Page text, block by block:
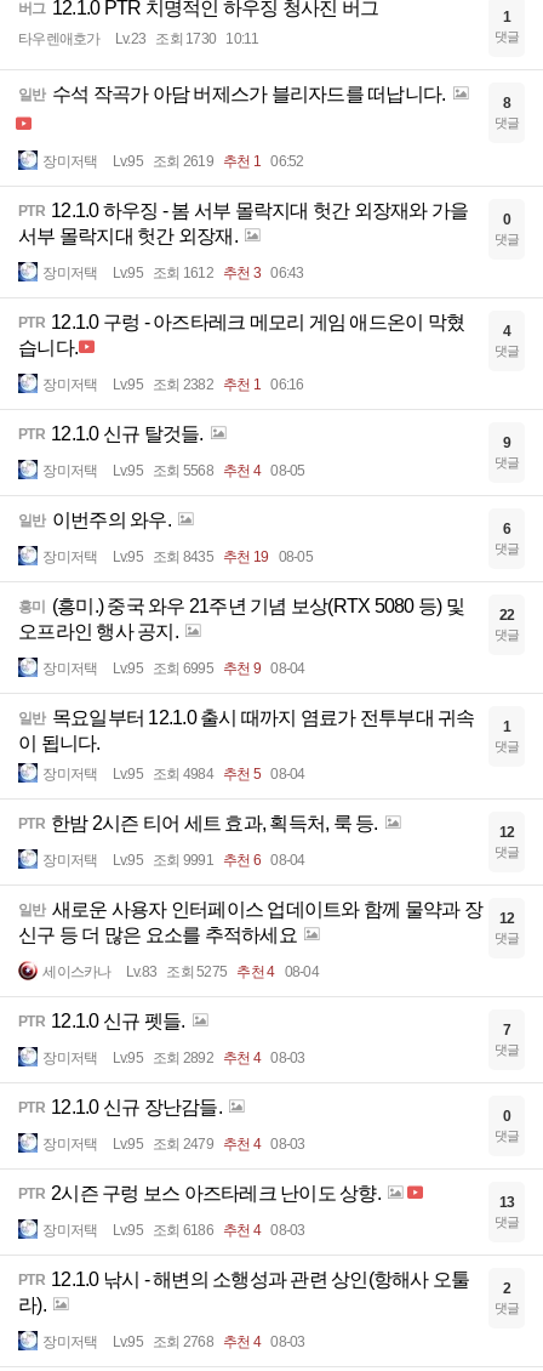
버그 12.1.0 PTR 치명적인 하우징 청사진 버그
타우렌애호가 Lv.23 조회 1730 10:11
1
댓글
일반 수석 작곡가 아담 버제스가 블리자드를 떠납니다.
장미저택 Lv.95 조회 2619 추천 1 06:52
8
댓글
PTR 12.1.0 하우징 - 봄 서부 몰락지대 헛간 외장재와 가을
서부 몰락지대 헛간 외장재.
장미저택 Lv.95 조회 1612 추천 3 06:43
0
댓글
PTR 12.1.0 구렁 - 아즈타레크 메모리 게임 애드온이 막혔
습니다.
장미저택 Lv.95 조회 2382 추천 1 06:16
4
댓글
PTR 12.1.0 신규 탈것들.
장미저택 Lv.95 조회 5568 추천 4 08-05
9
댓글
일반 이번주의 와우.
장미저택 Lv.95 조회 8435 추천 19 08-05
6
댓글
흥미
(흥미.) 중국 와우 21주년 기념 보상(RTX 5080 등) 및
오프라인 행사 공지.
장미저택 Lv.95 조회 6995 추천 9 08-04
22
댓글
일반 목요일부터 12.1.0 출시 때까지 염료가 전투부대 귀속
이 됩니다.
장미저택 Lv.95 조회 4984 추천 5 08-04
1
댓글
PTR 한밤 2시즌 티어 세트 효과, 획득처, 룩 등.
장미저택 Lv.95 조회 9991 추천 6 08-04
12
댓글
일반 새로운 사용자 인터페이스 업데이트와 함께 물약과 장
신구 등 더 많은 요소를 추적하세요
세이스카나 Lv.83 조회 5275 추천 4 08-04
12
댓글
PTR 12.1.0 신규 펫들.
장미저택 Lv.95 조회 2892 추천 4 08-03
7
댓글
PTR 12.1.0 신규 장난감들.
장미저택 Lv.95 조회 2479 추천 4 08-03
0
댓글
PTR 2시즌 구렁 보스 아즈타레크 난이도 상향.
장미저택 Lv.95 조회 6186 추천 4 08-03
13
댓글
PTR 12.1.0 낚시 - 해변의 소행성과 관련 상인(항해사 오툴
라).
장미저택 Lv.95 조회 2768 추천 4 08-03
2
댓글